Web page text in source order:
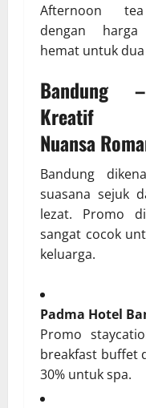
Afternoon
dengan
hemat untuk
Bandung
Kreatif
Nuansa
Bandung
suasana sejuk
lezat. Promo
sangat cocok
keluarga.
Padma Hotel
Promo
breakfast buffet
30% untuk spa.